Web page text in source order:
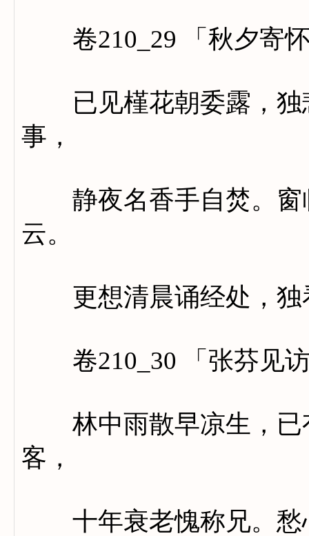
卷210_29 「秋夕寄怀
已见槿花朝委露，独
事，
静夜名香手自焚。窗
云。
更想清晨诵经处，独
卷210_30 「张芬见访
林中雨散早凉生，已
客，
十年衰老愧称兄。愁